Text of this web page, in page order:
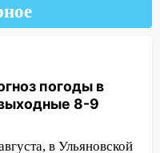
ещё
погоды в
8-9
в Ульяновской